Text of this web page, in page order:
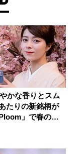
かな香りとスム
たりの新銘柄が
」で春の息